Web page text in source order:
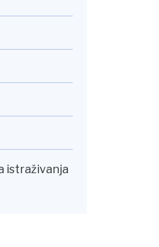
istraživanja